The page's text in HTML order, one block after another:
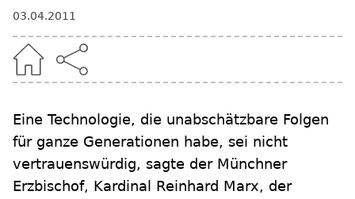
03.04.2011
Eine Technologie, die unabschätzbare Folgen
für ganze Generationen habe, sei nicht
vertrauenswürdig, sagte der Münchner
Erzbischof, Kardinal Reinhard Marx, der